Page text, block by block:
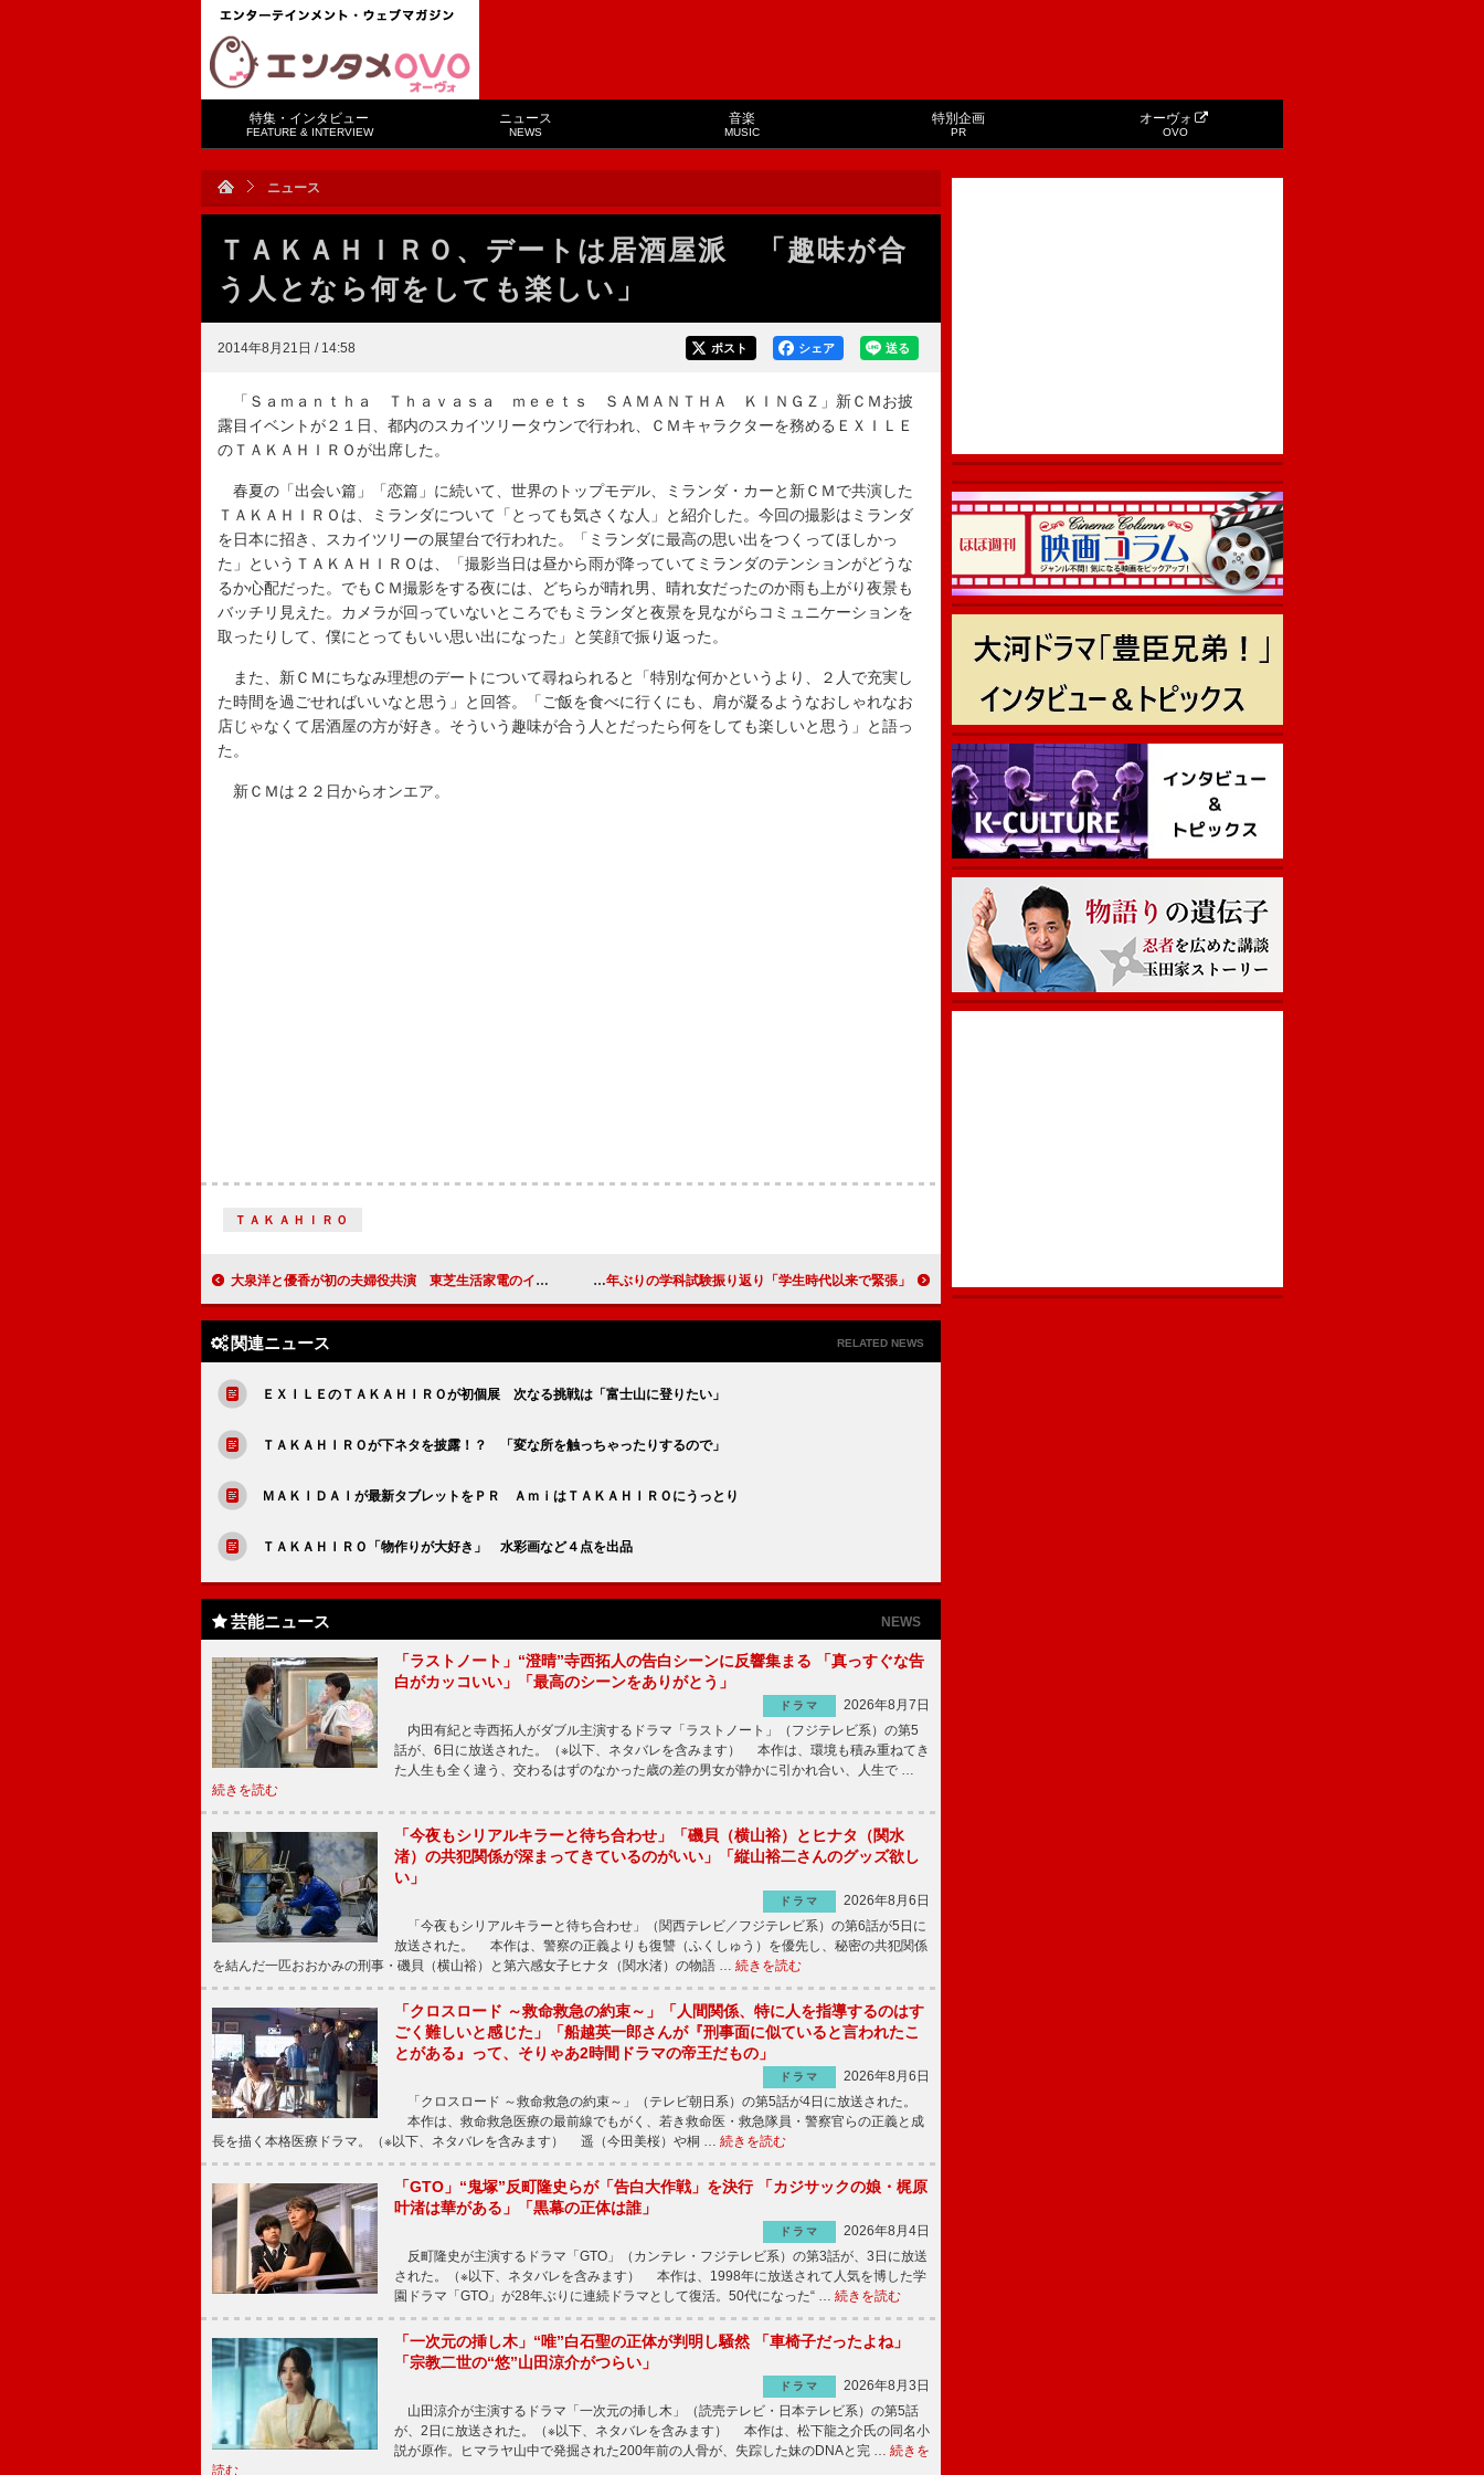
特集・インタビュー
FEATURE & INTERVIEW
ニュース
NEWS
音楽
MUSIC
特別企画
PR
オーヴォ
OVO
ニュース
ＴＡＫＡＨＩＲＯ、デートは居酒屋派 「趣味が合
う人となら何をしても楽しい」
2014年8月21日 / 14:58 送る
シェア
ポスト
「Ｓａｍａｎｔｈａ Ｔｈａｖａｓａ ｍｅｅｔｓ ＳＡＭＡＮＴＨＡ ＫＩＮＧＺ」新ＣＭお披
露目イベントが２１日、都内のスカイツリータウンで行われ、ＣＭキャラクターを務めるＥＸＩＬＥ
のＴＡＫＡＨＩＲＯが出席した。
春夏の「出会い篇」「恋篇」に続いて、世界のトップモデル、ミランダ・カーと新ＣＭで共演した
ＴＡＫＡＨＩＲＯは、ミランダについて「とっても気さくな人」と紹介した。今回の撮影はミランダ
を日本に招き、スカイツリーの展望台で行われた。「ミランダに最高の思い出をつくってほしかっ
た」というＴＡＫＡＨＩＲＯは、「撮影当日は昼から雨が降っていてミランダのテンションがどうな
るか心配だった。でもＣＭ撮影をする夜には、どちらが晴れ男、晴れ女だったのか雨も上がり夜景も
バッチリ見えた。カメラが回っていないところでもミランダと夜景を見ながらコミュニケーションを
取ったりして、僕にとってもいい思い出になった」と笑顔で振り返った。
また、新ＣＭにちなみ理想のデートについて尋ねられると「特別な何かというより、２人で充実し
た時間を過ごせればいいなと思う」と回答。「ご飯を食べに行くにも、肩が凝るようなおしゃれなお
店じゃなくて居酒屋の方が好き。そういう趣味が合う人とだったら何をしても楽しいと思う」と語っ
た。
新ＣＭは２２日からオンエア。
ＴＡＫＡＨＩＲＯ
大泉洋と優香が初の夫婦役共演 東芝生活家電のイメージキャラクターに 大島優子、二輪免許取得 ８年ぶりの学科試験振り返り「学生時代以来で緊張」
関連ニュース RELATED NEWS
ＥＸＩＬＥのＴＡＫＡＨＩＲＯが初個展 次なる挑戦は「富士山に登りたい」
ＴＡＫＡＨＩＲＯが下ネタを披露！？ 「変な所を触っちゃったりするので」
ＭＡＫＩＤＡＩが最新タブレットをＰＲ ＡｍｉはＴＡＫＡＨＩＲＯにうっとり
ＴＡＫＡＨＩＲＯ「物作りが大好き」 水彩画など４点を出品
芸能ニュース NEWS
「ラストノート」“澄晴”寺西拓人の告白シーンに反響集まる 「真っすぐな告
白がカッコいい」「最高のシーンをありがとう」
ドラマ
2026年8月7日
内田有紀と寺西拓人がダブル主演するドラマ「ラストノート」（フジテレビ系）の第5
話が、6日に放送された。（※以下、ネタバレを含みます） 本作は、環境も積み重ねてき
た人生も全く違う、交わるはずのなかった歳の差の男女が静かに引かれ合い、人生で …
続きを読む
「今夜もシリアルキラーと待ち合わせ」「磯貝（横山裕）とヒナタ（関水
渚）の共犯関係が深まってきているのがいい」「縦山裕二さんのグッズ欲し
い」
ドラマ
2026年8月6日
「今夜もシリアルキラーと待ち合わせ」（関西テレビ／フジテレビ系）の第6話が5日に
放送された。 本作は、警察の正義よりも復讐（ふくしゅう）を優先し、秘密の共犯関係
を結んだ一匹おおかみの刑事・磯貝（横山裕）と第六感女子ヒナタ（関水渚）の物語 … 続きを読む
「クロスロード ～救命救急の約束～」「人間関係、特に人を指導するのはす
ごく難しいと感じた」「船越英一郎さんが『刑事面に似ていると言われたこ
とがある』って、そりゃあ2時間ドラマの帝王だもの」
ドラマ
2026年8月6日
「クロスロード ～救命救急の約束～」（テレビ朝日系）の第5話が4日に放送された。
本作は、救命救急医療の最前線でもがく、若き救命医・救急隊員・警察官らの正義と成
長を描く本格医療ドラマ。（※以下、ネタバレを含みます） 遥（今田美桜）や桐 … 続きを読む
「GTO」“鬼塚”反町隆史らが「告白大作戦」を決行 「カジサックの娘・梶原
叶渚は華がある」「黒幕の正体は誰」
ドラマ
2026年8月4日
反町隆史が主演するドラマ「GTO」（カンテレ・フジテレビ系）の第3話が、3日に放送
された。（※以下、ネタバレを含みます） 本作は、1998年に放送されて人気を博した学
園ドラマ「GTO」が28年ぶりに連続ドラマとして復活。50代になった“ … 続きを読む
「一次元の挿し木」“唯”白石聖の正体が判明し騒然 「車椅子だったよね」
「宗教二世の“悠”山田涼介がつらい」
ドラマ
2026年8月3日
山田涼介が主演するドラマ「一次元の挿し木」（読売テレビ・日本テレビ系）の第5話
が、2日に放送された。（※以下、ネタバレを含みます） 本作は、松下龍之介氏の同名小
説が原作。ヒマラヤ山中で発掘された200年前の人骨が、失踪した妹のDNAと完 … 続きを
読む